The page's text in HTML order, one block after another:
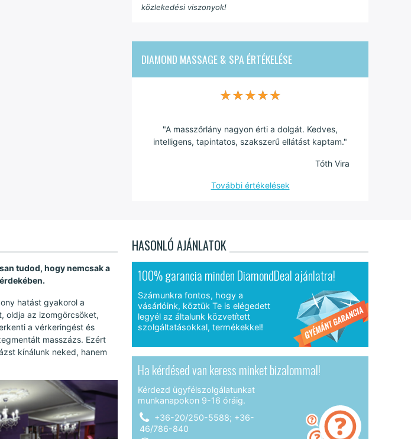
közlekedési viszonyok!
DIAMOND MASSAGE & SPA ÉRTÉKELÉSE
★★★★★
★★★★★
"A masszőrlány nagyon érti a dolgát. Kedves,
intelligens, tapintatos, szakszerű ellátást kaptam."
Tóth Vira
További értékelések
tudod, hogy nemcsak a
hatást gyakorol a
oldja az izomgörcsöket,
a vérkeringést és
masszázs. Ezért
kínálunk neked, hanem
HASONLÓ AJÁNLATOK
100% garancia minden DiamondDeal ajánlatra!
Számunkra fontos, hogy a
vásárlóink, köztük Te is elégedett
legyél az általunk közvetített
szolgáltatásokkal, termékekkel!
Ha kérdésed van keress minket bizalommal!
Kérdezd ügyfélszolgálatunkat
munkanapokon 9-16 óráig.
+36-20/250-5588; +36-
46/786-840